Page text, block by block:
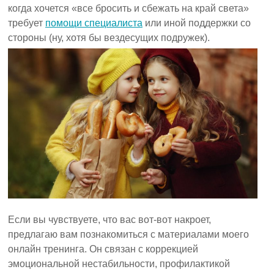
когда хочется «все бросить и сбежать на край света»
требует помощи специалиста или иной поддержки со
стороны (ну, хотя бы вездесущих подружек).
Если вы чувствуете, что вас вот-вот накроет,
предлагаю вам познакомиться с материалами моего
онлайн тренинга. Он связан с коррекцией
эмоциональной нестабильности, профилактикой